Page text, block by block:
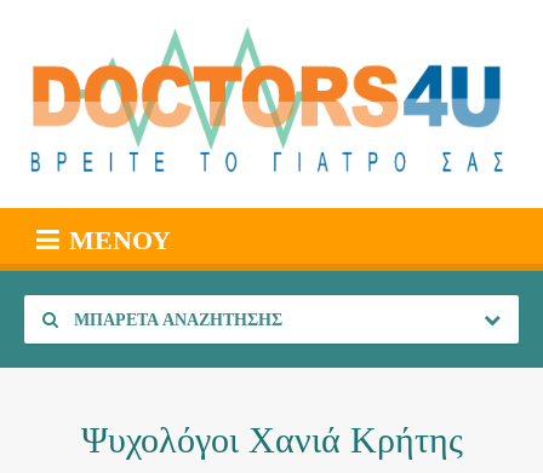
ΜΕΝΟΎ
ΜΠΑΡΈΤΑ ΑΝΑΖΉΤΗΣΗΣ
Ψυχολόγοι Χανιά Κρήτης